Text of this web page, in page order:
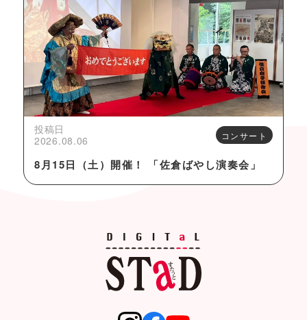
投稿日
2026.08.06
コンサート
8月15日（土）開催！ 「佐倉ばやし演奏会」